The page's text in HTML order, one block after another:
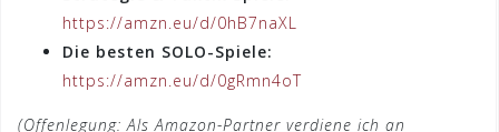
https://amzn.eu/d/0hB7naXL
Die besten SOLO-Spiele:
https://amzn.eu/d/0gRmn4oT
(Offenlegung: Als Amazon-Partner verdiene ich an